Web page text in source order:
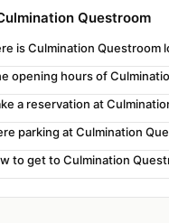
Questroom
is Culmination Questroom
opening hours of
a reservation at
parking at Culmination
to get to Culmination